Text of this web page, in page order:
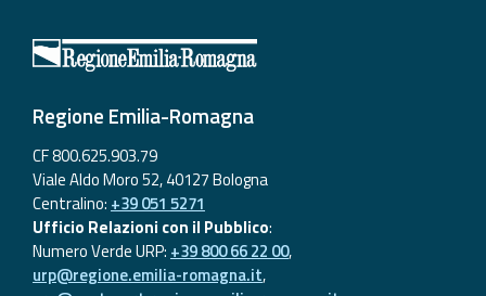
Regione Emilia-Romagna
CF 800.625.903.79
Viale Aldo Moro 52, 40127 Bologna
Centralino: +39 051 5271
Ufficio Relazioni con il Pubblico:
Numero Verde URP: +39 800 66 22 00,
urp@regione.emilia-romagna.it,